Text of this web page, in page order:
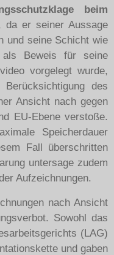
beim
da er seiner Aussage
und seine Schicht wie
als Beweis für seine
vorgelegt wurde,
des
Ansicht nach gegen
EU-Ebene verstoße.
Speicherdauer
Fall überschritten
untersage zudem
Aufzeichnungen.
nach Ansicht
Sowohl das
(LAG)
und gaben